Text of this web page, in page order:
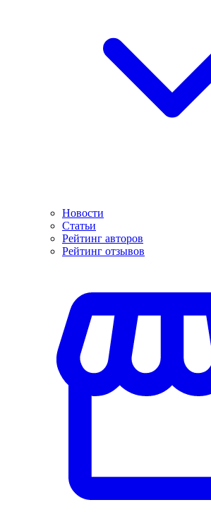
Новости
Статьи
Рейтинг авторов
Рейтинг отзывов